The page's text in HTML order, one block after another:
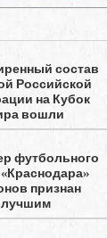
состав
Российской
на Кубок
вошли
футбольного
признан
лучшим